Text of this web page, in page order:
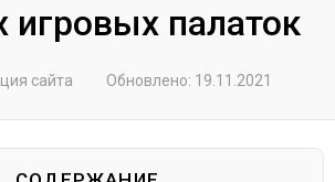
игровых палаток
сайта Обновлено: 19.11.2021